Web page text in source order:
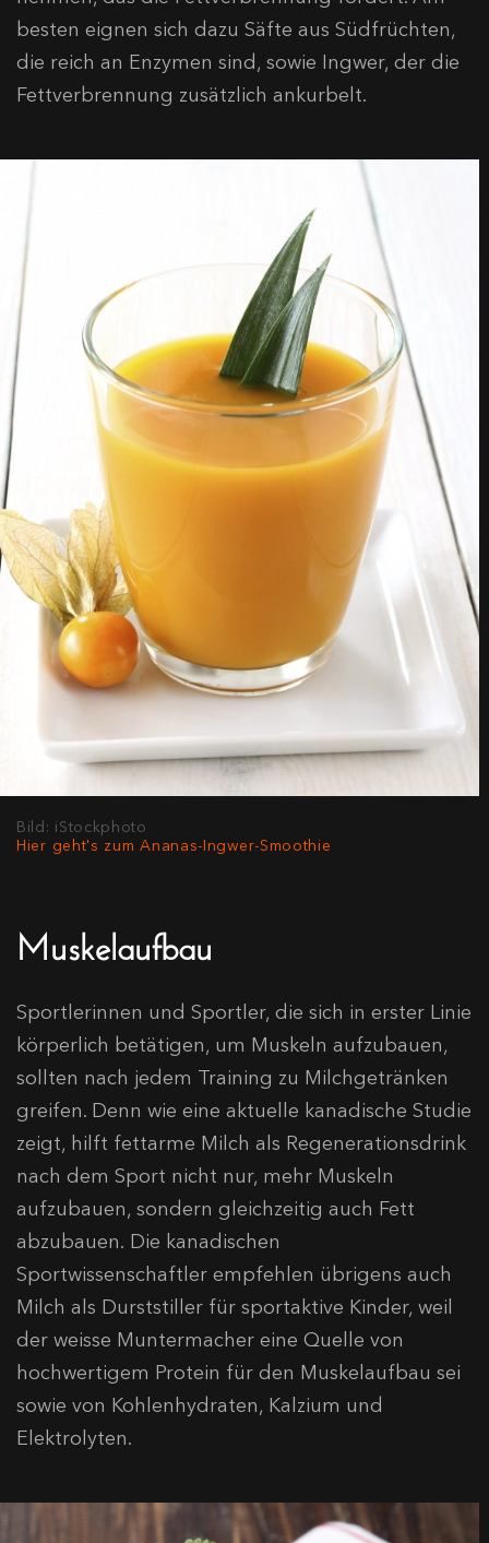
besten eignen sich dazu Säfte aus Südfrüchten,
die reich an Enzymen sind, sowie Ingwer, der die
Fettverbrennung zusätzlich ankurbelt.
Bild: iStockphoto
Hier geht's zum Ananas-Ingwer-Smoothie
Muskelaufbau
Sportlerinnen und Sportler, die sich in erster Linie
körperlich betätigen, um Muskeln aufzubauen,
sollten nach jedem Training zu Milchgetränken
greifen. Denn wie eine aktuelle kanadische Studie
zeigt, hilft fettarme Milch als Regenerationsdrink
nach dem Sport nicht nur, mehr Muskeln
aufzubauen, sondern gleichzeitig auch Fett
abzubauen. Die kanadischen
Sportwissenschaftler empfehlen übrigens auch
Milch als Durst­stiller für sportaktive Kinder, weil
der weisse Muntermacher eine Quelle von
hochwertigem Protein für den Muskelaufbau sei
sowie von Kohlenhydraten, Kalzium und
Elektrolyten.